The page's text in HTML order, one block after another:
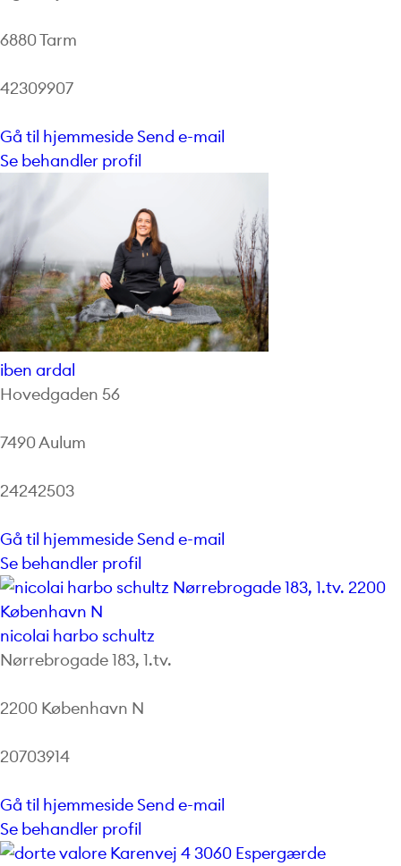
6880 Tarm
42309907
Gå til hjemmesideSend e-mail
Se behandler profil
iben ardal
Hovedgaden 56
7490 Aulum
24242503
Gå til hjemmesideSend e-mail
Se behandler profil
nicolai harbo schultz
Nørrebrogade 183, 1.tv.
2200 København N
20703914
Gå til hjemmesideSend e-mail
Se behandler profil